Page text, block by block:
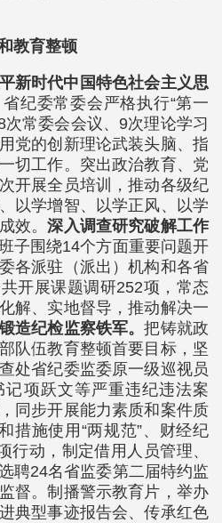
教育整顿
新时代中国特色社会主义思
省纪委常委会严格执行“第一
常委会会议、9次理论学习
党的创新理论武装头脑、指
切工作。突出政治教育、党
开展全员培训，推动各级纪
以学增智、以学正风、以学
效。深入调查研究破解工作
子围绕14个方面重要问题开
各派驻（派出）机构和各省
开展课题调研252项，常态
解、实地督导，推动解决一
造纪检监察铁军。把铸就政
队伍教育整顿首要目标，坚
处省纪委监委原一级巡视员
项跃文等严重违纪违法案
同步开展能力素质和案件质
措施使用“两规范”、财经纪
行动，制定借用人员管理、
聘24名省监委第二届特约监
督。制播警示教育片，举办
典型事迹报告会、传承红色